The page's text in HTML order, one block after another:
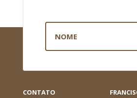
CONTATO